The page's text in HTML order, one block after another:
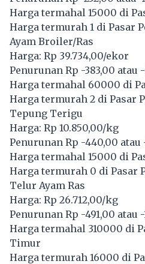
Harga termahal 15000 di
Harga termurah 1 di Pasar
Ayam Broiler/Ras
Harga: Rp 39.734,00/ekor
Penurunan Rp -383,00 atau
Harga termahal 60000 di
Harga termurah 2 di Pasar
Tepung Terigu
Harga: Rp 10.850,00/kg
Penurunan Rp -440,00 atau
Harga termahal 15000 di
Harga termurah 0 di Pasar
Telur Ayam Ras
Harga: Rp 26.712,00/kg
Penurunan Rp -491,00 atau
Harga termahal 310000 di
Timur
Harga termurah 16000 di